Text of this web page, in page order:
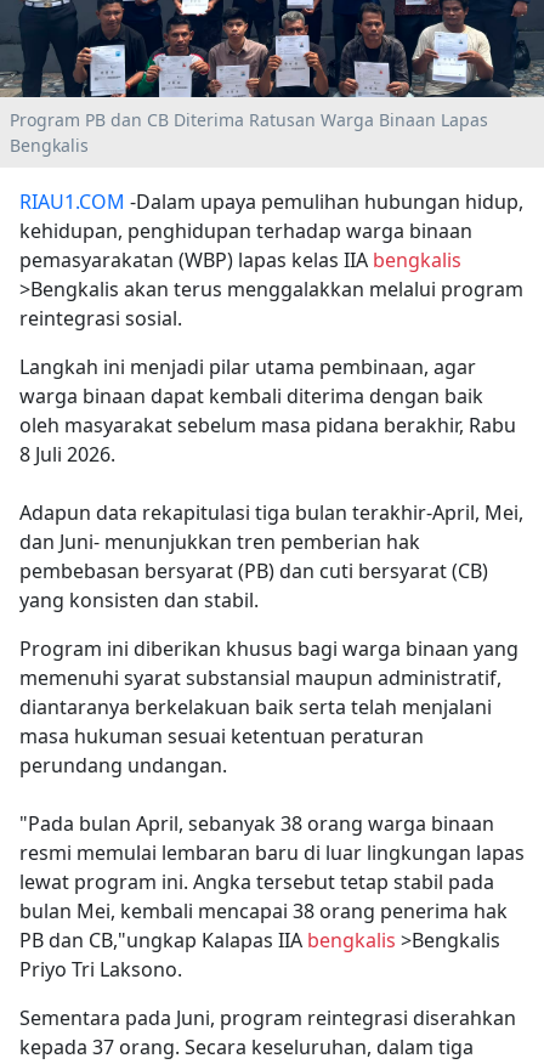
Program PB dan CB Diterima Ratusan Warga Binaan Lapas
Bengkalis
RIAU1.COM -Dalam upaya pemulihan hubungan hidup,
kehidupan, penghidupan terhadap warga binaan
pemasyarakatan (WBP) lapas kelas IIA bengkalis
>Bengkalis akan terus menggalakkan melalui program
reintegrasi sosial.
Langkah ini menjadi pilar utama pembinaan, agar
warga binaan dapat kembali diterima dengan baik
oleh masyarakat sebelum masa pidana berakhir, Rabu
8 Juli 2026.
Adapun data rekapitulasi tiga bulan terakhir-April, Mei,
dan Juni- menunjukkan tren pemberian hak
pembebasan bersyarat (PB) dan cuti bersyarat (CB)
yang konsisten dan stabil.
Program ini diberikan khusus bagi warga binaan yang
memenuhi syarat substansial maupun administratif,
diantaranya berkelakuan baik serta telah menjalani
masa hukuman sesuai ketentuan peraturan
perundang undangan.
"Pada bulan April, sebanyak 38 orang warga binaan
resmi memulai lembaran baru di luar lingkungan lapas
lewat program ini. Angka tersebut tetap stabil pada
bulan Mei, kembali mencapai 38 orang penerima hak
PB dan CB,"ungkap Kalapas IIA bengkalis >Bengkalis
Priyo Tri Laksono.
Sementara pada Juni, program reintegrasi diserahkan
kepada 37 orang. Secara keseluruhan, dalam tiga